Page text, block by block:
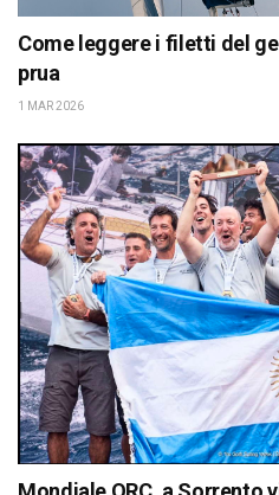
Come leggere i filetti del
prua
1 MAR 2026